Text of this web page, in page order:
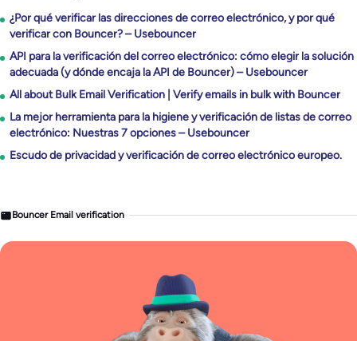
¿Por qué verificar las direcciones de correo electrónico, y por qué
verificar con Bouncer? – Usebouncer
API para la verificación del correo electrónico: cómo elegir la solución
adecuada (y dónde encaja la API de Bouncer) – Usebouncer
All about Bulk Email Verification | Verify emails in bulk with Bouncer
La mejor herramienta para la higiene y verificación de listas de correo
electrónico: Nuestras 7 opciones – Usebouncer
Escudo de privacidad y verificación de correo electrónico europeo.
Bouncer Email verification